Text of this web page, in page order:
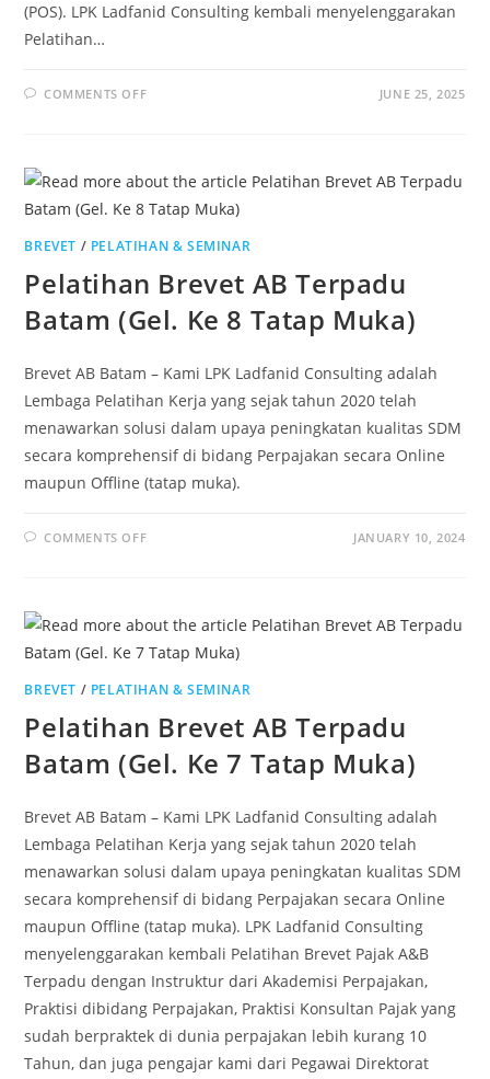
(POS). LPK Ladfanid Consulting kembali menyelenggarakan
Pelatihan…
COMMENTS OFF JUNE 25, 2025
BREVET / PELATIHAN & SEMINAR
Pelatihan Brevet AB Terpadu
Batam (Gel. Ke 8 Tatap Muka)
Brevet AB Batam – Kami LPK Ladfanid Consulting adalah
Lembaga Pelatihan Kerja yang sejak tahun 2020 telah
menawarkan solusi dalam upaya peningkatan kualitas SDM
secara komprehensif di bidang Perpajakan secara Online
maupun Offline (tatap muka).
COMMENTS OFF JANUARY 10, 2024
BREVET / PELATIHAN & SEMINAR
Pelatihan Brevet AB Terpadu
Batam (Gel. Ke 7 Tatap Muka)
Brevet AB Batam – Kami LPK Ladfanid Consulting adalah
Lembaga Pelatihan Kerja yang sejak tahun 2020 telah
menawarkan solusi dalam upaya peningkatan kualitas SDM
secara komprehensif di bidang Perpajakan secara Online
maupun Offline (tatap muka). LPK Ladfanid Consulting
menyelenggarakan kembali Pelatihan Brevet Pajak A&B
Terpadu dengan Instruktur dari Akademisi Perpajakan,
Praktisi dibidang Perpajakan, Praktisi Konsultan Pajak yang
sudah berpraktek di dunia perpajakan lebih kurang 10
Tahun, dan juga pengajar kami dari Pegawai Direktorat